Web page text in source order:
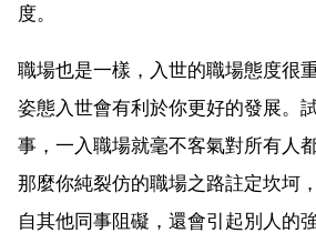
度。
職場也是一樣，入世的職場態度很
姿態入世會有利於你更好的發展。
事，一入職場就毫不客氣對所有人
那麼你純裂仿的職場之路註定坎坷
自其他同事阻礙，還會引起別人的